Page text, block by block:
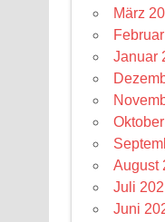
März
Januar
August
Juli
Juni